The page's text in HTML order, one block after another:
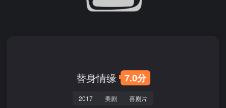
替身情缘 7.0分
2017 美剧 喜剧片